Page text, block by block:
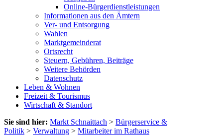
Online-Bürgerdienstleistungen
Informationen aus den Ämtern
Ver- und Entsorgung
Wahlen
Marktgemeinderat
Ortsrecht
Steuern, Gebühren, Beiträge
Weitere Behörden
Datenschutz
Leben & Wohnen
Freizeit & Tourismus
Wirtschaft & Standort
Sie sind hier: Markt Schnaittach > Bürgerservice &
Politik > Verwaltung > Mitarbeiter im Rathaus